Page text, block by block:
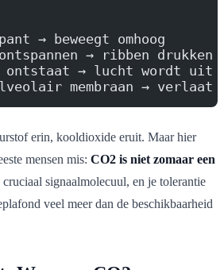
→ beweegt omhoog
→ ribben drukken
→ lucht wordt uit
membraan → verlaat
erin, kooldioxide eruit. Maar hier
mensen mis: CO2 is niet zomaar een
cruciaal signaalmolecuul, en je tolerantie
veel meer dan de beschikbaarheid